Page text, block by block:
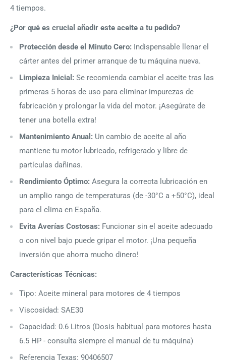
4 tiempos.
¿Por qué es crucial añadir este aceite a tu pedido?
Protección desde el Minuto Cero: Indispensable llenar el
cárter antes del primer arranque de tu máquina nueva.
Limpieza Inicial: Se recomienda cambiar el aceite tras las
primeras 5 horas de uso para eliminar impurezas de
fabricación y prolongar la vida del motor. ¡Asegúrate de
tener una botella extra!
Mantenimiento Anual: Un cambio de aceite al año
mantiene tu motor lubricado, refrigerado y libre de
partículas dañinas.
Rendimiento Óptimo: Asegura la correcta lubricación en
un amplio rango de temperaturas (de -30°C a +50°C), ideal
para el clima en España.
Evita Averías Costosas: Funcionar sin el aceite adecuado
o con nivel bajo puede gripar el motor. ¡Una pequeña
inversión que ahorra mucho dinero!
Características Técnicas:
Tipo: Aceite mineral para motores de 4 tiempos
Viscosidad: SAE30
Capacidad: 0.6 Litros (Dosis habitual para motores hasta
6.5 HP - consulta siempre el manual de tu máquina)
Referencia Texas: 90406507